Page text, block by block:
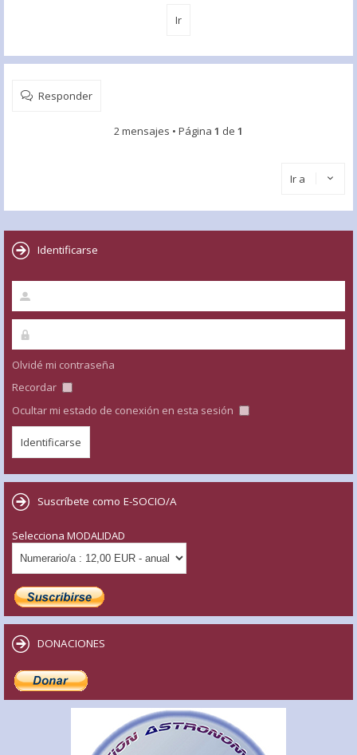
Responder
2 mensajes • Página 1 de 1
Ir a
Identificarse
Olvidé mi contraseña
Recordar
Ocultar mi estado de conexión en esta sesión
Suscríbete como E-SOCIO/A
Selecciona MODALIDAD
DONACIONES